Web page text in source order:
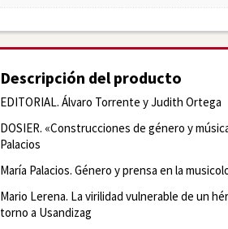
Descripción del producto
EDITORIAL. Álvaro Torrente y Judith Ortega
DOSIER. «Construcciones de género y
Palacios
María Palacios. Género y prensa en la
Mario Lerena. La virilidad vulnerable de un
torno a Usandizag